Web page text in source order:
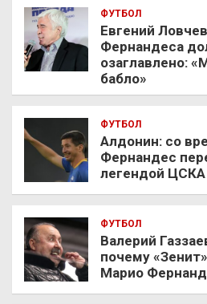
ФУТБОЛ
Евгений
Фернандеса
озаглавлено:
бабло»
ФУТБОЛ
Алдонин: со
Фернандес
легендой ЦСКА
ФУТБОЛ
Валерий
почему
Марио